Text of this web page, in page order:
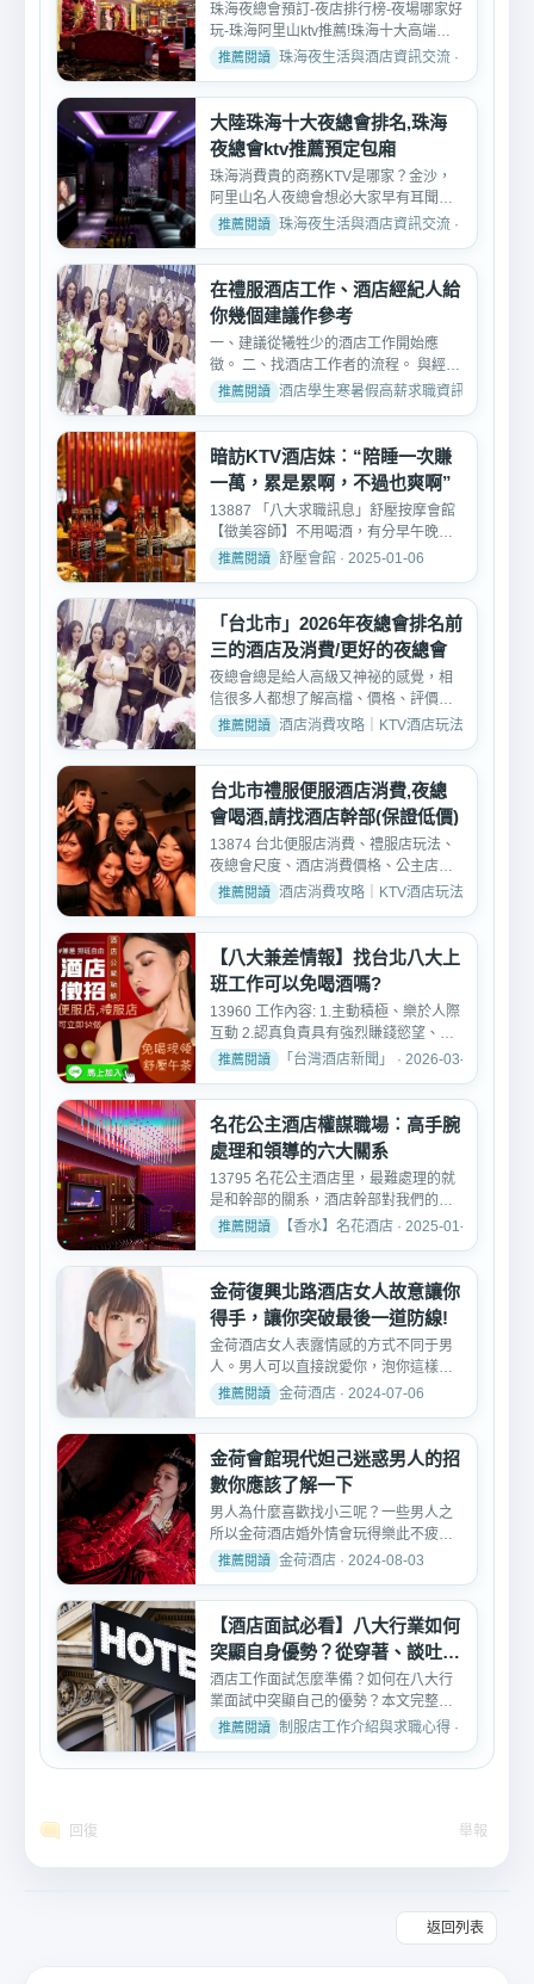
珠海夜總會預訂-夜店排行榜-夜場哪家好
玩-珠海阿里山ktv推薦!珠海十大高端
KTV夜總會排名銀都富爵...
珠海夜生活與酒店資訊交流 · 2025-05-
大陸珠海十大夜總會排名,珠海
夜總會ktv推薦預定包廂
珠海消費貴的商務KTV是哪家？金沙，
阿里山名人夜總會想必大家早有耳聞，
長安，王府俱樂部，近場...
珠海夜生活與酒店資訊交流 · 2024-09-
在禮服酒店工作、酒店經紀人給
你幾個建議作參考
一、建議從犧牲少的酒店工作開始應
徵。 二、找酒店工作者的流程。 與經紀
人見面了解面試需求-->...
酒店學生寒暑假高薪求職資訊 · 2026-
暗訪KTV酒店妹︰“陪睡一次賺
一萬，累是累啊，不過也爽啊”
13887 「八大求職訊息」舒壓按摩會館
【徵美容師】不用喝酒，有分早午晚
班， 台北、新北、兼職、...
舒壓會館 · 2025-01-06
「台北市」2026年夜總會排名前
三的酒店及消費/更好的夜總會
夜總會總是給人高級又神祕的感覺，相
信很多人都想了解高檔、價格、評價、
好玩純便服店的消費方式...
酒店消費攻略｜KTV酒店玩法、消費與
台北市禮服便服酒店消費,夜總
會喝酒,請找酒店幹部(保證低價)
13874 台北便服店消費、禮服店玩法、
夜總會尺度、酒店消費價格、公主店消
費、麗緻酒店消費~台北...
酒店消費攻略｜KTV酒店玩法、消費與
【八大兼差情報】找台北八大上
班工作可以免喝酒嗎?
13960 工作內容: 1.主動積極、樂於人際
互動 2.認真負責具有強烈賺錢慾望、活
潑能力佳，對工作有...「台灣酒店新聞」 · 2026-03-14
名花公主酒店權謀職場︰高手腕
處理和領導的六大關系
13795 名花公主酒店里，最難處理的就
是和幹部的關系，酒店幹部對我們的的
態度是我們行為的晴雨表...
【香水】名花酒店 · 2025-01-25
金荷復興北路酒店女人故意讓你
得手，讓你突破最後一道防線!
金荷酒店女人表露情感的方式不同于男
人。男人可以直接說愛你，泡你這樣情
話，但是酒店女人不會，...
金荷酒店 · 2024-07-06
金荷會館現代妲己迷惑男人的招
數你應該了解一下
男人為什麼喜歡找小三呢？一些男人之
所以金荷酒店婚外情會玩得樂此不疲甚
至玩上了癮，其實就是男...
金荷酒店 · 2024-08-03
【酒店面試必看】八大行業如何
突顯自身優勢？從穿著、談吐到
應對一次學會
酒店工作面試怎麼準備？如何在八大行
業面試中突顯自己的優勢？本文完整教
學從穿著打扮、自我介紹...
制服店工作介紹與求職心得 · 2026-03-
回復 舉報
返回列表